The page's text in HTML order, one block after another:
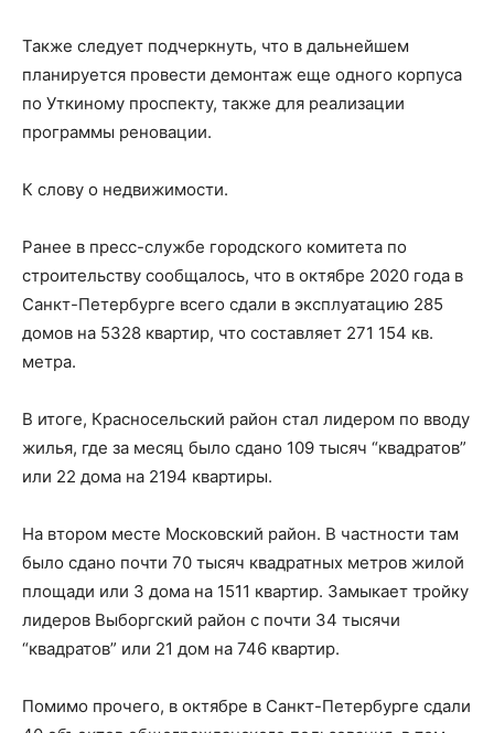
Также следует подчеркнуть, что в дальнейшем
планируется провести демонтаж еще одного корпуса
по Уткиному проспекту, также для реализации
программы реновации.
К слову о недвижимости.
Ранее в пресс-службе городского комитета по
строительству сообщалось, что в октябре 2020 года в
Санкт-Петербурге всего сдали в эксплуатацию 285
домов на 5328 квартир, что составляет 271 154 кв.
метра.
В итоге, Красносельский район стал лидером по вводу
жилья, где за месяц было сдано 109 тысяч “квадратов”
или 22 дома на 2194 квартиры.
На втором месте Московский район. В частности там
было сдано почти 70 тысяч квадратных метров жилой
площади или 3 дома на 1511 квартир. Замыкает тройку
лидеров Выборгский район с почти 34 тысячи
“квадратов” или 21 дом на 746 квартир.
Помимо прочего, в октябре в Санкт-Петербурге сдали